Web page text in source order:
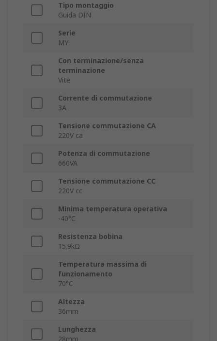
Tipo montaggio
Guida DIN
Serie
MY
Con terminazione/senza
terminazione
Vite
Corrente di commutazione
3A
Tensione commutazione CA
220V ca
Potenza di commutazione
660VA
Tensione commutazione CC
220V cc
Minima temperatura operativa
-40°C
Resistenza bobina
15.9kΩ
Temperatura massima di
funzionamento
70°C
Altezza
36mm
Lunghezza
28mm